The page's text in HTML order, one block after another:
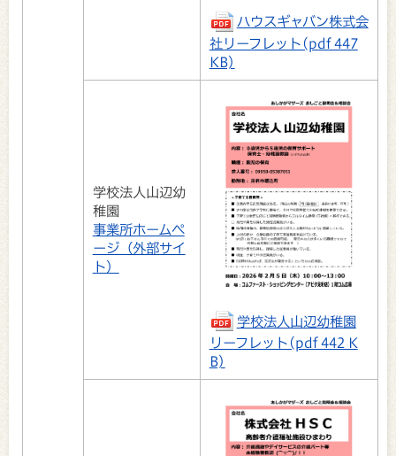
ハウスギャバン株式会
社リーフレット(pdf 447
KB)
学校法人山辺幼
稚園
事業所ホームペ
ージ（外部サイ
ト）
学校法人山辺幼稚園
リーフレット(pdf 442 K
B)